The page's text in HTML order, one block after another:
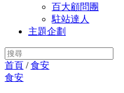
百大顧問團
駐站達人
主題企劃
首頁 /食安
食安